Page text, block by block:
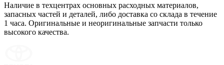
Наличие в техцентрах основных расходных материалов,
запасных частей и деталей, либо доставка со склада в течение
1 часа. Оригинальные и неоригинальные запчасти только
высокого качества.